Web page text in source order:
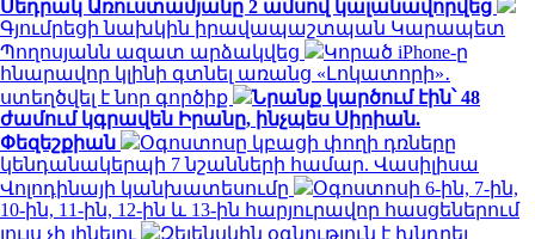
Սեդրակ Առուստամյանը 2 ամսով կալանավորվեց
Գյումրեցի նախկին իրավապաշտպան Կարապետ
Պողոսյանն ազատ արձակվեց
Կորած iPhone-ը
հնարավոր կլինի գտնել առանց «Լոկատորի»․
ստեղծվել է նոր գործիք
Նրանք կարծում էին՝ 48
ժամում կգրավեն Իրանը, ինչպես Սիրիան.
Փեզեշքիան
Օգոստոսը կբացի փողի դռները
կենդանակերպի 7 նշանների համար. Վասիլիսա
Վոլոդինայի կանխատեսումը
Օգոստոսի 6-ին, 7-ին,
10-ին, 11-ին, 12-ին և 13-ին հարյուրավոր հասցեներում
լույս չի լինելու
Զելենսկին օգնություն է խնդրել